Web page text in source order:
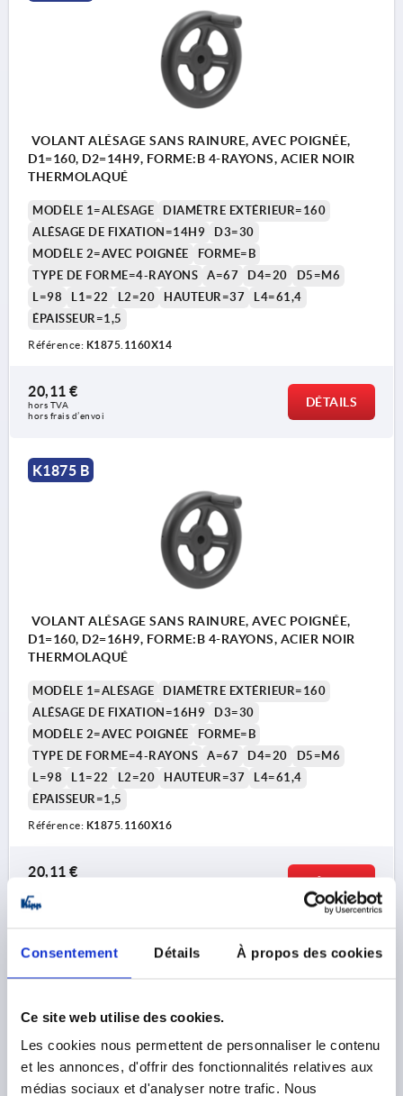
Consentement Détails À propos des cookies
Ce site web utilise des cookies.
Les cookies nous permettent de personnaliser le contenu
et les annonces, d'offrir des fonctionnalités relatives aux
médias sociaux et d'analyser notre trafic. Nous
VOLANT ALÉSAGE SANS RAINURE, AVEC POIGNÉE,
D1=160, D2=14H9, FORME:B 4-RAYONS, ACIER NOIR
THERMOLAQUÉ
MODÈLE 1=ALÉSAGE
DIAMÈTRE EXTÉRIEUR=160
ALÉSAGE DE FIXATION=14H9
D3=30
MODÈLE 2=AVEC POIGNÉE
FORME=B
TYPE DE FORME=4-RAYONS
A=67 D4=20
D5=M6
L=98
L1=22 L2=20 HAUTEUR=37
L4=61,4
ÉPAISSEUR=1,5
Référence: K1875.1160X14
20,11 €
hors TVA
hors frais d’envoi
DÉTAILS
K1875 B
VOLANT ALÉSAGE SANS RAINURE, AVEC POIGNÉE,
D1=160, D2=16H9, FORME:B 4-RAYONS, ACIER NOIR
THERMOLAQUÉ
MODÈLE 1=ALÉSAGE
DIAMÈTRE EXTÉRIEUR=160
ALÉSAGE DE FIXATION=16H9
D3=30
MODÈLE 2=AVEC POIGNÉE
FORME=B
TYPE DE FORME=4-RAYONS
A=67 D4=20
D5=M6
L=98
L1=22 L2=20 HAUTEUR=37
L4=61,4
ÉPAISSEUR=1,5
Référence: K1875.1160X16
20,11 €
hors frais d’envoi
DÉTAILS
K1875 B